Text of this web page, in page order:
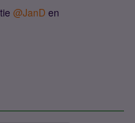
@JanD en ​